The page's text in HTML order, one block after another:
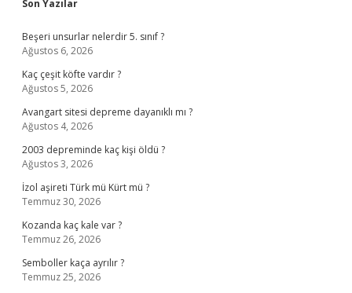
Sidebar
Son Yazılar
Beşeri unsurlar nelerdir 5. sınıf ?
Ağustos 6, 2026
Kaç çeşit köfte vardır ?
Ağustos 5, 2026
Avangart sitesi depreme dayanıklı mı ?
Ağustos 4, 2026
2003 depreminde kaç kişi öldü ?
Ağustos 3, 2026
İzol aşireti Türk mü Kürt mü ?
Temmuz 30, 2026
Kozanda kaç kale var ?
Temmuz 26, 2026
Semboller kaça ayrılır ?
Temmuz 25, 2026